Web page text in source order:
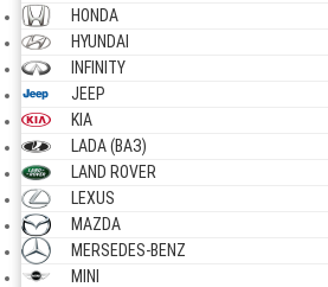
HONDA
HYUNDAI
INFINITY
JEEP
KIA
LADA (ВАЗ)
LAND ROVER
LEXUS
MAZDA
MERSEDES-BENZ
MINI